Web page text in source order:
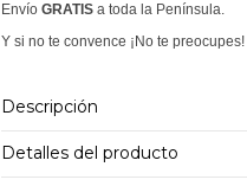
Envío GRATIS a toda la Península.
Y si no te convence ¡No te preocupes!
Descripción
Detalles del producto